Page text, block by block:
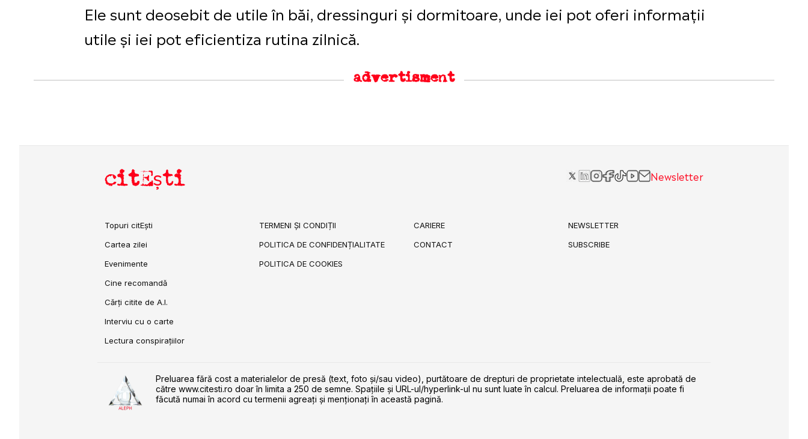
Ele sunt deosebit de utile în băi, dressinguri și dormitoare, unde iei pot oferi informații
utile și iei pot eficientiza rutina zilnică.
advertisment
citEști Newsletter
Topuri citEști
Cartea zilei
Evenimente
Cine recomandă
Cărți citite de A.I.
Interviu cu o carte
Lectura conspirațiilor
TERMENI ȘI CONDIȚII
POLITICA DE CONFIDENȚIALITATE
POLITICA DE COOKIES
CARIERE
CONTACT
NEWSLETTER
SUBSCRIBE
Preluarea fără cost a materialelor de presă (text, foto și/sau video), purtătoare de drepturi de proprietate intelectuală, este aprobată de
către www.citesti.ro doar în limita a 250 de semne. Spaţiile şi URL-ul/hyperlink-ul nu sunt luate în calcul. Preluarea de informaţii poate fi
făcută numai în acord cu termenii agreaţi şi menţionaţi în această pagină.